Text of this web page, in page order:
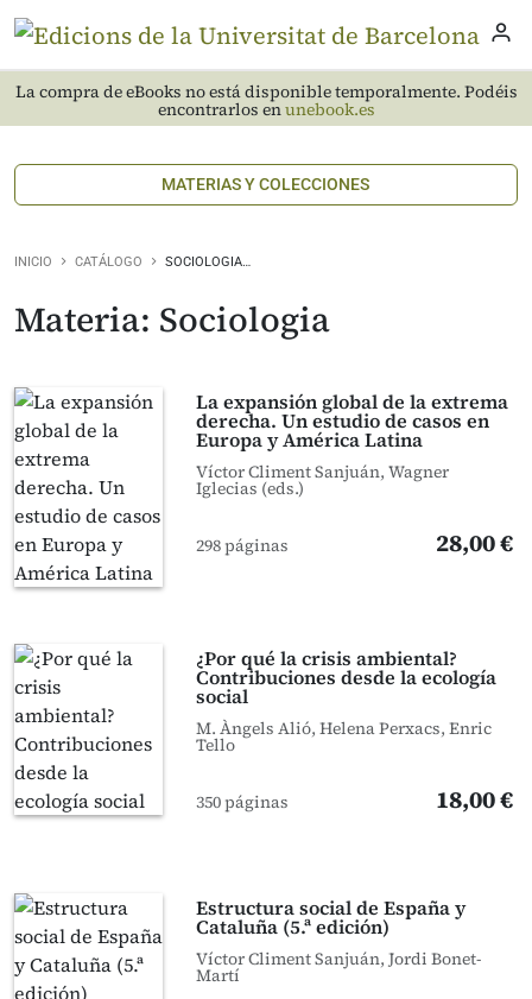
La compra de eBooks no está disponible temporalmente. Podéis
encontrarlos enunebook.es
MATERIAS Y COLECCIONES
INICIO CATÁLOGO SOCIOLOGIA…
Materia: Sociologia
La expansión global de la extrema
derecha. Un estudio de casos en
Europa y América Latina
Víctor Climent Sanjuán, Wagner
Iglecias (eds.)
298 páginas 28,00 €
¿Por qué la crisis ambiental?
Contribuciones desde la ecología
social
M. Àngels Alió, Helena Perxacs, Enric
Tello
350 páginas 18,00 €
Estructura social de España y
Cataluña (5.ª edición)
Víctor Climent Sanjuán, Jordi Bonet-
Martí